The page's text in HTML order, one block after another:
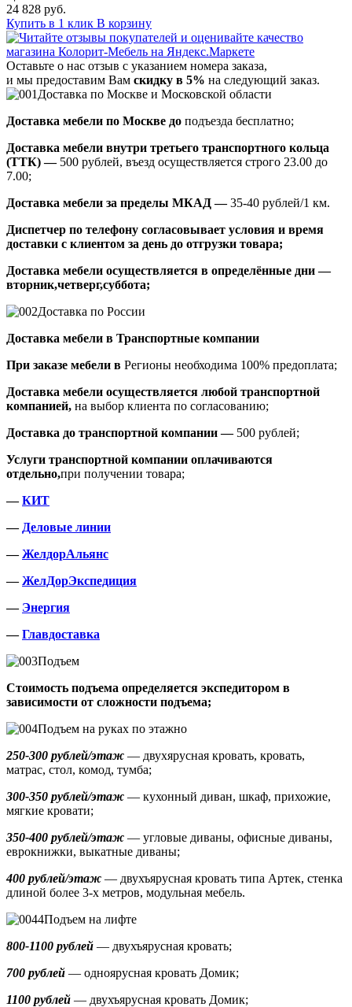
24 828 руб.
Купить в 1 клик В корзину
Оставьте о нас отзыв с указанием номера заказа,
и мы предоставим Вам скидку в 5% на следующий заказ.
Доставка по Москве и Московской области
Доставка мебели по Москве до подъезда бесплатно;
Доставка мебели внутри третьего транспортного кольца
(ТТК) —500 рублей, въезд осуществляется строго 23.00 до
7.00;
Доставка мебели за пределы МКАД —35-40 рублей/1 км.
Диспетчер по телефону согласовывает условия и время
доставки с клиентом за день до отгрузки товара;
Доставка мебели осуществляется в определённые дни —
вторник,четверг,суббота;
Доставка по России
Доставка мебели в Транспортные компании
При заказе мебели в Регионы необходима 100% предоплата;
Доставка мебели осуществляется любой транспортной
компанией, на выбор клиента по согласованию;
Доставка до транспортной компании —500 рублей;
Услуги транспортной компании оплачиваются
отдельно,при получении товара;
—КИТ
— Деловые линии
—ЖелдорАльянс
—ЖелДорЭкспедиция
— Энергия
—Главдоставка
Подъем
Стоимость подъема определяется экспедитором в
зависимости от сложности подъема;
Подъем на руках по этажно
250-300 рублей/этаж — двухярусная кровать, кровать,
матрас, стол, комод, тумба;
300-350 рублей/этаж — кухонный диван, шкаф, прихожие,
мягкие кровати;
350-400 рублей/этаж — угловые диваны, офисные диваны,
еврокнижки, выкатные диваны;
400 рублей/этаж — двухъярусная кровать типа Артек, стенка
длиной более 3-х метров, модульная мебель.
Подъем на лифте
800-1100 рублей — двухъярусная кровать;
700 рублей — одноярусная кровать Домик;
1100 рублей — двухъярусная кровать Домик;